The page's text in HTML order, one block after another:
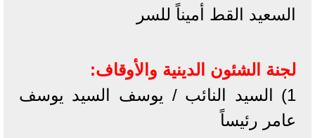
السعيد القط أميناً للسر
لجنة الشئون الدينية والأوقاف:
1) السيد النائب / يوسف السيد يوسف
عامر رئيساً